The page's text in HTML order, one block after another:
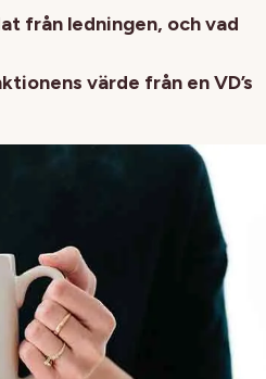
från ledningen, och vad
värde från en VD’s